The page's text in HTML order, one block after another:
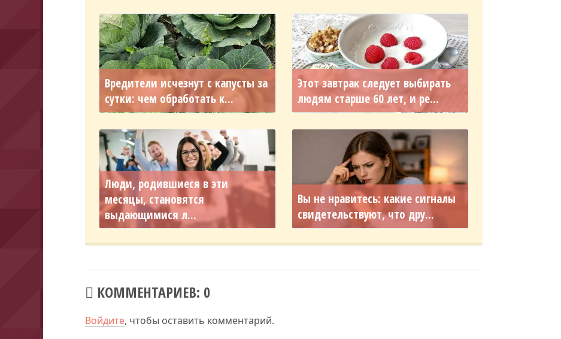
Вредители исчезнут с капусты за
сутки: чем обработать к...
Этот завтрак следует выбирать
людям старше 60 лет, и ре...
Люди, родившиеся в эти
месяцы, становятся
выдающимися л...
Вы не нравитесь: какие сигналы
свидетельствуют, что дру...
КОММЕНТАРИЕВ: 0
Войдите, чтобы оставить комментарий.